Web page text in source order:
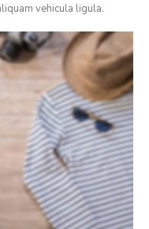
vehicula ligula.